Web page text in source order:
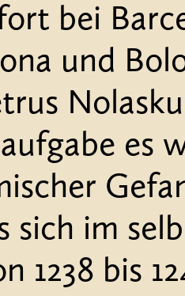
bei
und
es
sich im
1238 bis